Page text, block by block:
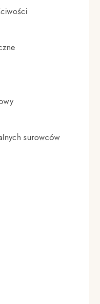
surowców